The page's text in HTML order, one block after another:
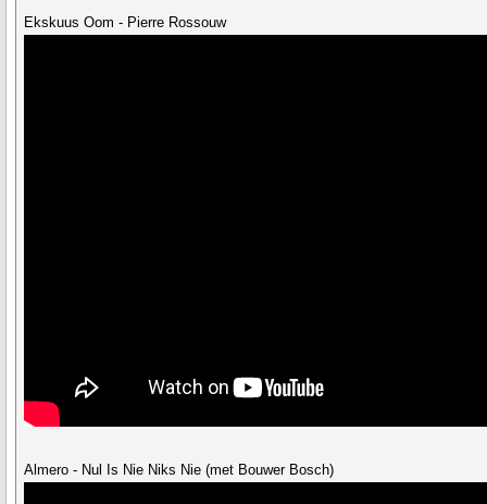
Ekskuus Oom - Pierre Rossouw
Almero - Nul Is Nie Niks Nie (met Bouwer Bosch)